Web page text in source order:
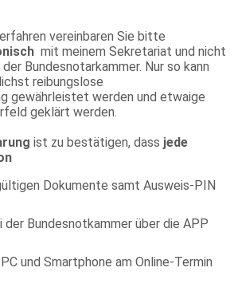
vereinbaren Sie bitte
mit meinem Sekretariat und nicht
Bundesnotarkammer. Nur so kann
reibungslose
gewährleistet werden und etwaige
geklärt werden.
ist zu bestätigen, dass jede
Dokumente samt Ausweis-PIN
Bundesnotkammer über die APP
und Smartphone am Online-Termin